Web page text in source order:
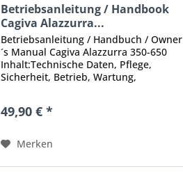
Betriebsanleitung / Handbook
Cagiva Alazzurra...
Betriebsanleitung / Handbuch / Owner
´s Manual Cagiva Alazzurra 350-650
Inhalt:Technische Daten, Pflege,
Sicherheit, Betrieb, Wartung,
Englisch, Französisch, Italienisch....
49,90 € *
Merken